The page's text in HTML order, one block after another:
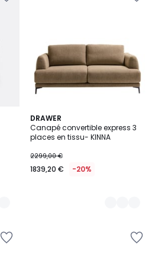
DRAWER
Canapé convertible express 3
places en tissu- KINNA
2299,00 €
1839,20 € -20%
2
Couleurs